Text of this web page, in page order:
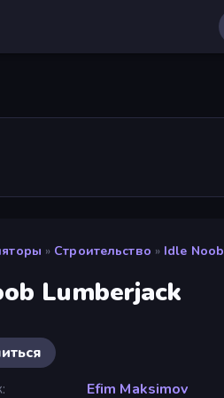
» Строительство » Idle
Lumberjack
Efim Maksimov